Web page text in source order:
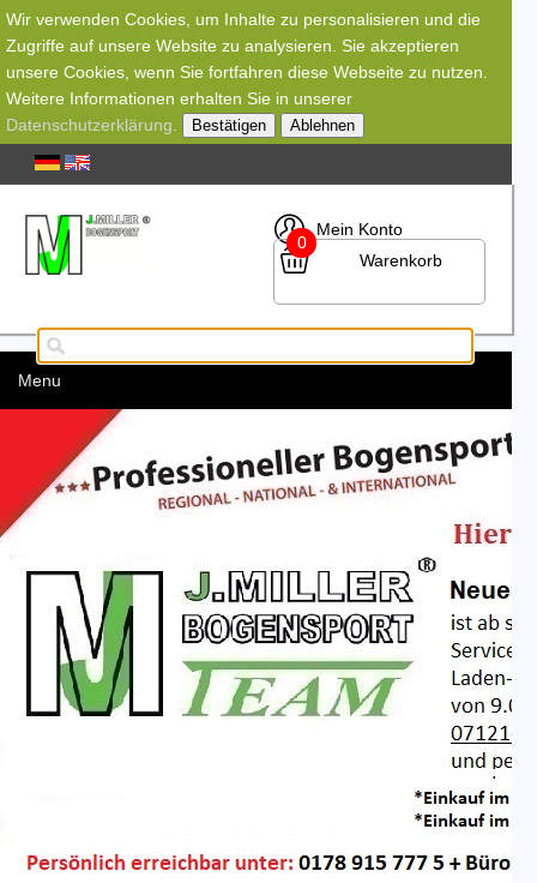
Wir verwenden Cookies, um Inhalte zu personalisieren und die
Zugriffe auf unsere Website zu analysieren. Sie akzeptieren
unsere Cookies, wenn Sie fortfahren diese Webseite zu nutzen.
Weitere Informationen erhalten Sie in unserer
Datenschutzerklärung
Bestätigen Ablehnen
Mein Konto
0
Warenkorb
Menu